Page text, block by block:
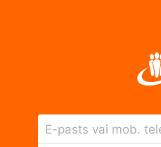
E-pasts vai mob.